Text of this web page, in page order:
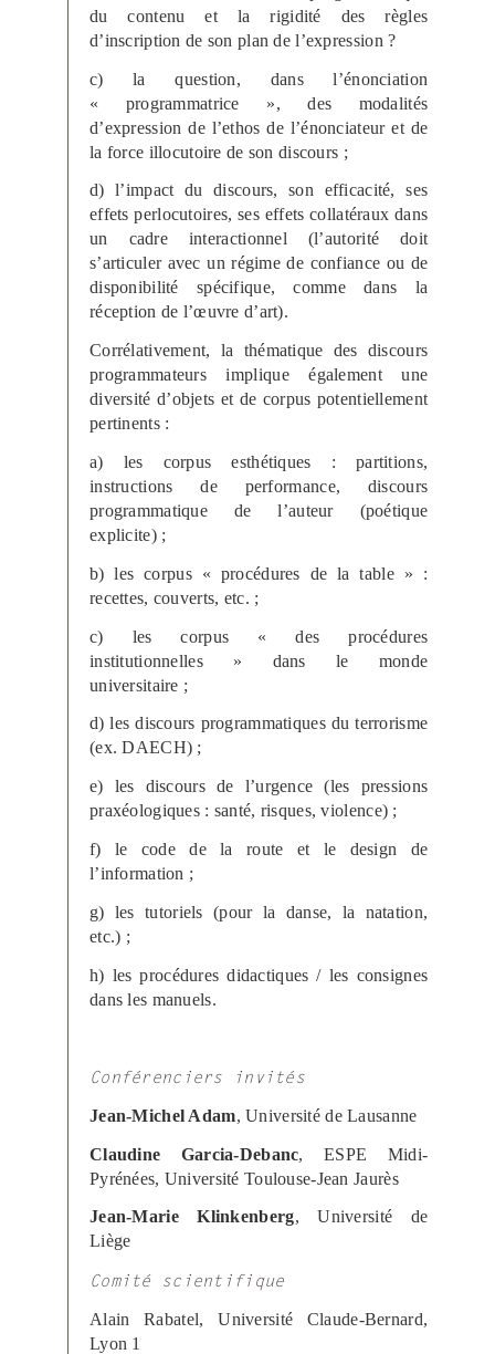
du contenu et la rigidité des règles
d’inscription de son plan de l’expression ?
c) la question, dans l’énonciation
« programmatrice », des modalités
d’expression de l’ethos de l’énonciateur et de
la force illocutoire de son discours ;
d) l’impact du discours, son efficacité, ses
effets perlocutoires, ses effets collatéraux dans
un cadre interactionnel (l’autorité doit
s’articuler avec un régime de confiance ou de
disponibilité spécifique, comme dans la
réception de l’œuvre d’art).
Corrélativement, la thématique des discours
programmateurs implique également une
diversité d’objets et de corpus potentiellement
pertinents :
a) les corpus esthétiques : partitions,
instructions de performance, discours
programmatique de l’auteur (poétique
explicite) ;
b) les corpus « procédures de la table » :
recettes, couverts, etc. ;
c) les corpus « des procédures
institutionnelles » dans le monde
universitaire ;
d) les discours programmatiques du terrorisme
(ex. DAECH) ;
e) les discours de l’urgence (les pressions
praxéologiques : santé, risques, violence) ;
f) le code de la route et le design de
l’information ;
g) les tutoriels (pour la danse, la natation,
etc.) ;
h) les procédures didactiques / les consignes
dans les manuels.
Conférenciers invités
Jean-Michel Adam, Université de Lausanne
Claudine Garcia-Debanc,ESPE Midi-
Pyrénées, Université Toulouse-Jean Jaurès
Jean-MarieKlinkenberg,Université de
Liège
Comité scientifique
AlainRabatel, Université Claude-Bernard,
Lyon 1